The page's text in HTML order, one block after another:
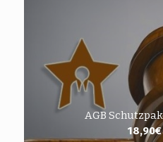
AGB
18,90€